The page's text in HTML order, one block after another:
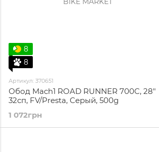
8
8
Артикул: 370651
Обод Mach1 ROAD RUNNER 700C, 28"
32сп, FV/Presta, Серый, 500g
1 072грн